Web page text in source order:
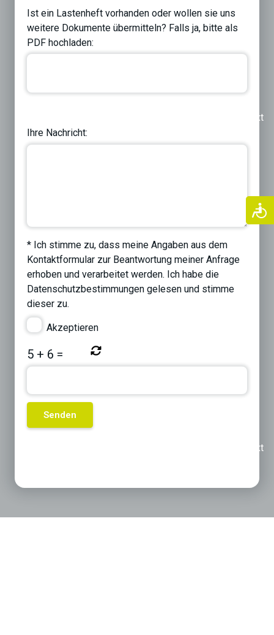
Ist ein Lastenheft vorhanden oder wollen sie uns
weitere Dokumente übermitteln? Falls ja, bitte als
PDF hochladen:
Next
Ihre Nachricht:
* Ich stimme zu, dass meine Angaben aus dem
Kontaktformular zur Beantwortung meiner Anfrage
erhoben und verarbeitet werden. Ich habe die
Datenschutzbestimmungen gelesen und stimme
dieser zu.
Akzeptieren
5 + 6 =
Next